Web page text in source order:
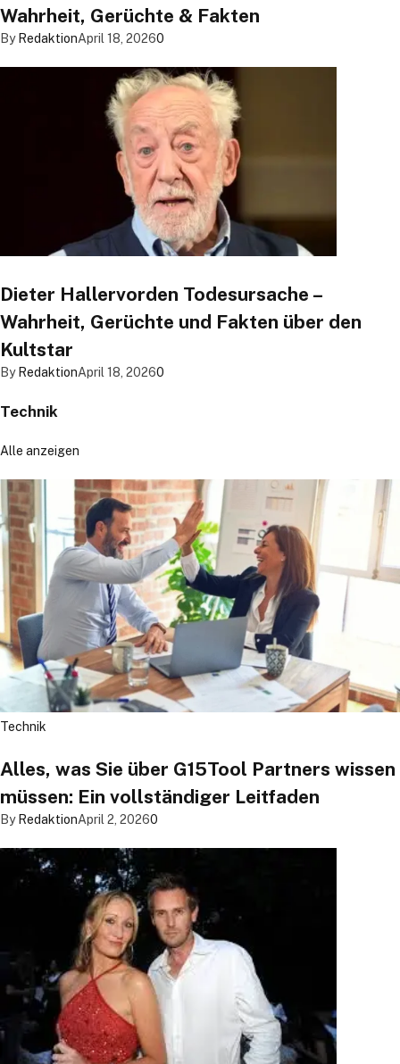
Wahrheit, Gerüchte & Fakten
By RedaktionApril 18, 20260
Dieter Hallervorden Todesursache –
Wahrheit, Gerüchte und Fakten über den
Kultstar
By RedaktionApril 18, 20260
Technik
Alle anzeigen
Technik
Alles, was Sie über G15Tool Partners wissen
müssen: Ein vollständiger Leitfaden
By RedaktionApril 2, 20260